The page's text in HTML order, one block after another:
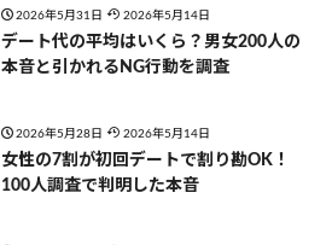
2026年5月31日 2026年5月14日
デート代の平均はいくら？男女200人の
本音と引かれるNG行動を調査
2026年5月28日 2026年5月14日
女性の7割が初回デートで割り勘OK！
100人調査で判明した本音